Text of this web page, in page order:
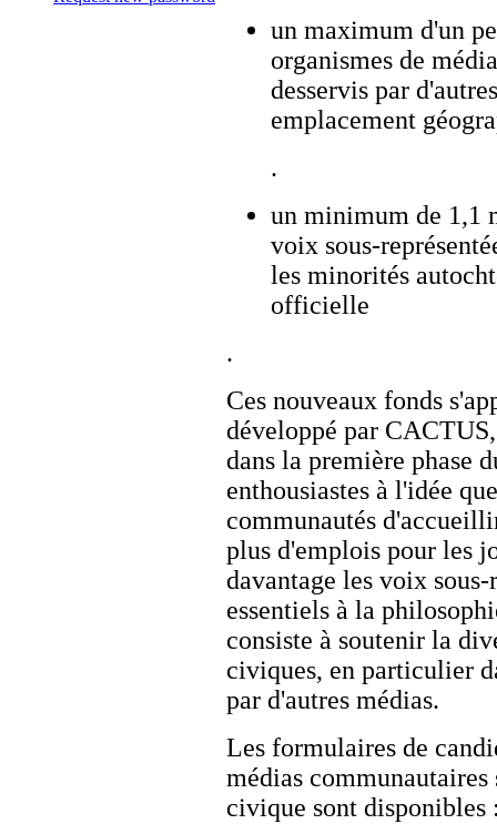
un maximum d'un
organismes de
desservis par
emplacement
.
un minimum de 1,1
voix sous-
les minorités
officielle
.
Ces nouveaux fonds
développé par
dans la première phase
enthousiastes à l'idée
communautés
plus d'emplois pour les
davantage les voix
essentiels à la
consiste à soutenir la
civiques, en particulier
par d'autres médias.
Les formulaires de
médias
civique sont disponibles